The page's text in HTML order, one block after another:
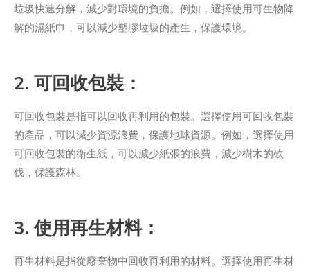
垃圾快速分解，減少對環境的負擔。例如，選擇使用可生物降
解的濕紙巾，可以減少塑膠垃圾的產生，保護環境。
2. 可回收包裝：
可回收包裝是指可以回收再利用的包裝。選擇使用可回收包裝
的產品，可以減少資源浪費，保護地球資源。例如，選擇使用
可回收包裝的衛生紙，可以減少紙張的浪費，減少樹木的砍
伐，保護森林。
3. 使用再生材料：
再生材料是指從廢棄物中回收再利用的材料。選擇使用再生材